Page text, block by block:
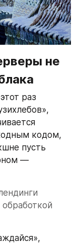
не
раз
кодом,
пусть
—
обработкой